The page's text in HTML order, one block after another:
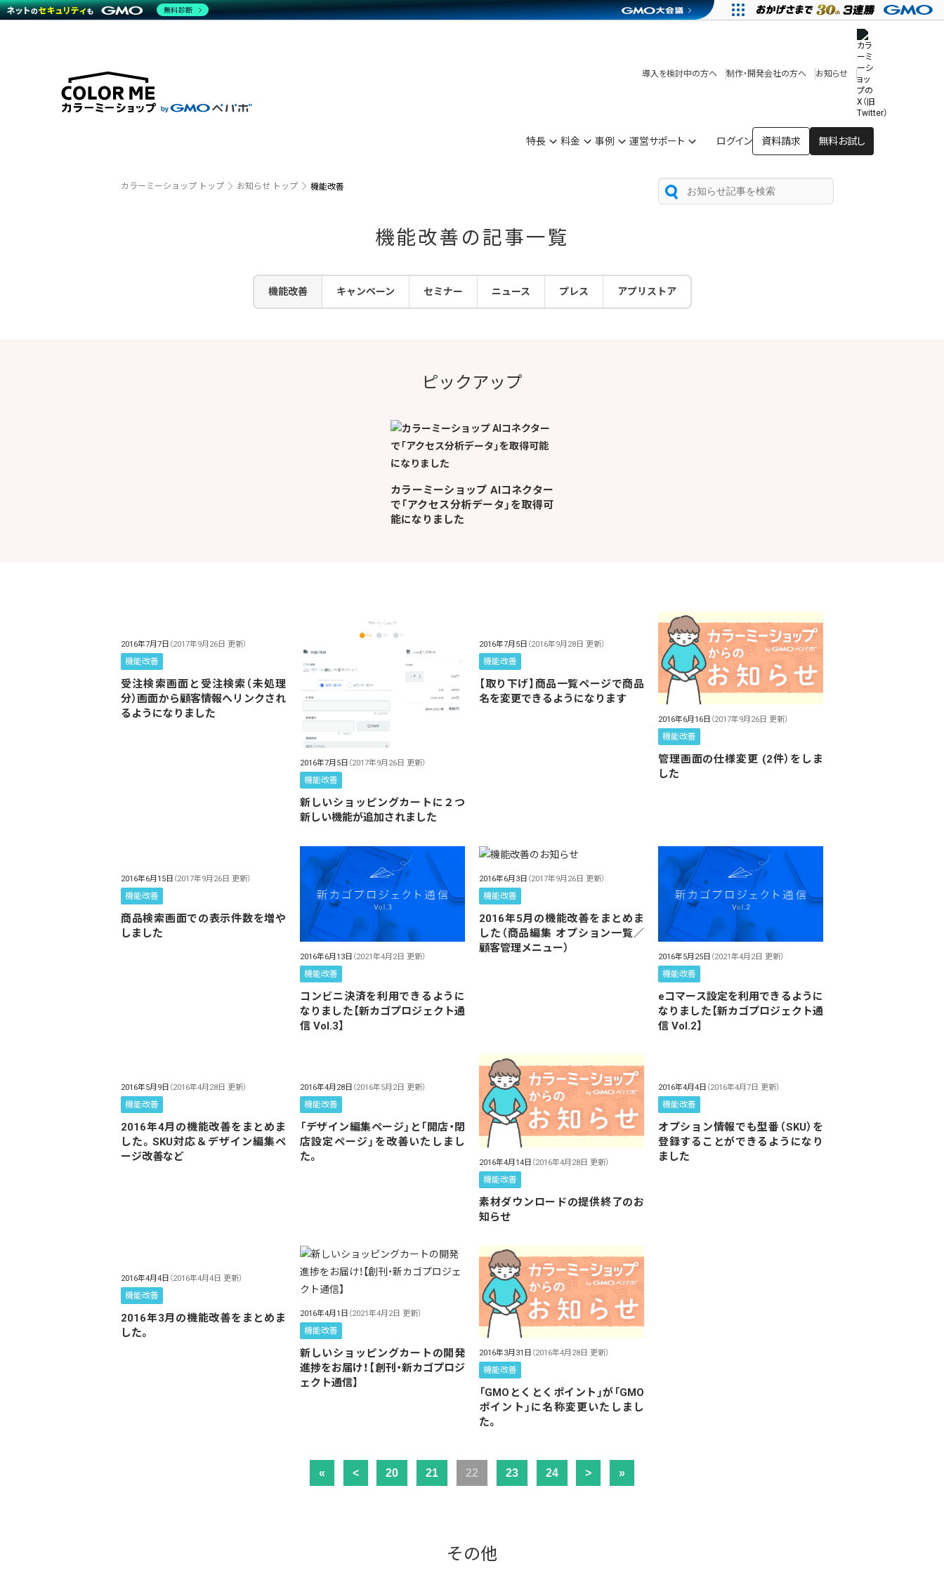
特長 料金 事例 運営サポート ログイン 資料請求 無料お試し
導入を検討中の方へ 制作・開発会社の方へ お知らせ
特長
商材一覧を見る
機能一覧を見る
特長別に見る
売上につながる集客
顧客ロイヤリティを向上
複数店舗との連携
業種別に見る その他
テンプレート一覧
料金シミュレーション
運営サポート
開発・API連携代行
ヘルプセンター
カラーミーショップ トップ お知らせ トップ 機能改善
機能改善の記事一覧
機能改善 キャンペーン セミナー ニュース プレス アプリストア
ピックアップ
カラーミーショップ AIコネクター
で「アクセス分析データ」を取得可
能になりました
2016年7月7日 （2017年9月26日 更新）
機能改善
受注検索画面と受注検索（未処理
分）画面から顧客情報へリンクされ
るようになりました
2016年7月5日 （2017年9月26日 更新）
機能改善
新しいショッピングカートに２つ
新しい機能が追加されました
2016年7月5日 （2016年9月28日 更新）
機能改善
【取り下げ】商品一覧ページで商品
名を変更できるようになります
2016年6月16日 （2017年9月26日 更新）
機能改善
管理画面の仕様変更 (2件）をしま
した
2016年6月15日 （2017年9月26日 更新）
機能改善
商品検索画面での表示件数を増や
しました
2016年6月13日 （2021年4月2日 更新）
機能改善
コンビニ決済を利用できるように
なりました【新カゴプロジェクト通
信 Vol.3】
2016年6月3日 （2017年9月26日 更新）
機能改善
2016年5月の機能改善をまとめま
した（商品編集 オプション一覧／
顧客管理メニュー）
2016年5月25日 （2021年4月2日 更新）
機能改善
eコマース設定を利用できるように
なりました【新カゴプロジェクト通
信 Vol.2】
2016年5月9日 （2016年4月28日 更新）
機能改善
2016年4月の機能改善をまとめま
した。SKU対応＆デザイン編集ペ
ージ改善など
2016年4月28日 （2016年5月2日 更新）
機能改善
「デザイン編集ページ」と「開店・閉
店設定ページ」を改善いたしまし
た。
2016年4月14日 （2016年4月28日 更新）
機能改善
素材ダウンロードの提供終了のお
知らせ
2016年4月4日 （2016年4月7日 更新）
機能改善
オプション情報でも型番（SKU）を
登録することができるようになり
ました
2016年4月4日 （2016年4月4日 更新）
機能改善
2016年3月の機能改善をまとめま
した。
2016年4月1日 （2021年4月2日 更新）
機能改善
新しいショッピングカートの開発
進捗をお届け！【創刊・新カゴプロジ
ェクト通信】
2016年3月31日 （2016年4月28日 更新）
機能改善
「GMOとくとくポイント」が「GMO
ポイント」に名称変更いたしまし
た。
« < 20 21 22 23 24 > »
その他
無料診断